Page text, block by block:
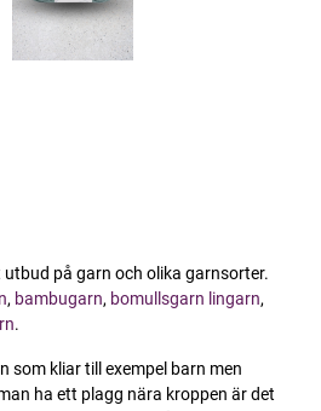
på garn och olika garnsorter.
, bambugarn, bomullsgarn lingarn,
.
som kliar till exempel barn men
ha ett plagg nära kroppen är det